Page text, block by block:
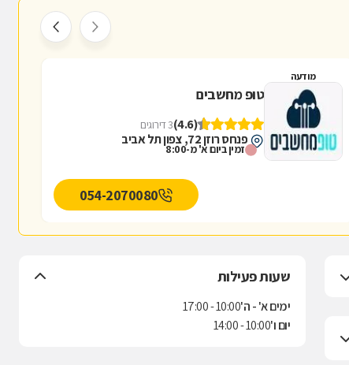
מודעה
טופ מחשבים
(4.6) 3 דירוגים
פנחס רוזן 72, צפון תל אביב
זמין ביום א' מ-8:00
054-2070080
שעות פעילות
ימים א' - ה'10:00 - 17:00
יום ו'10:00 - 14:00